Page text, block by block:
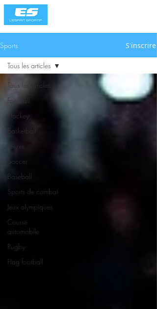
Sports S'inscrire
Tous les articles
Football
Hockey
Basketball
Tennis
Soccer
Baseball
Sports de combat
Jeux olympiques
Course
automobile
Rugby
Flag football
Tous les articles